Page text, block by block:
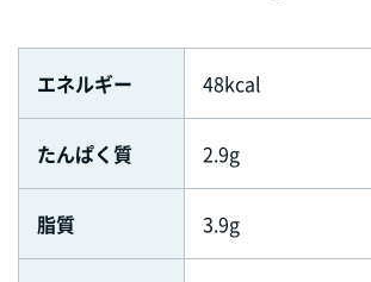
エネルギー 48kcal
たんぱく質 2.9g
脂質 3.9g